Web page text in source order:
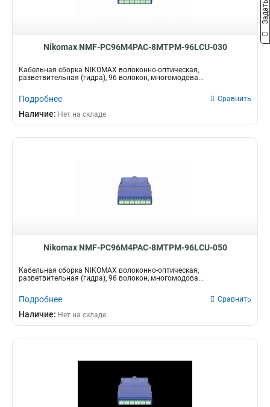
Nikomax NMF-PC96M4PAC-8MTPM-96LCU-030
Кабельная сборка NIKOMAX волоконно-оптическая,
разветвительная (гидра), 96 волокон, многомодова...
Подробнее Сравнить
Наличие: Нет на складе
Nikomax NMF-PC96M4PAC-8MTPM-96LCU-050
Кабельная сборка NIKOMAX волоконно-оптическая,
разветвительная (гидра), 96 волокон, многомодова...
Подробнее Сравнить
Наличие: Нет на складе